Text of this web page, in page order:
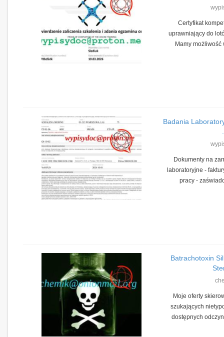
Certyfikat
uprawniający do
Mamy możliwość
Badania
Dokumenty na
laboratoryjne -
pracy -
Batrachotoxin
Moje oferty
szukających
dostępnych